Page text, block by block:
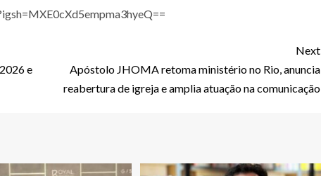
e
Next
Apóstolo JHOMA retoma ministério no Rio, anuncia
reabertura de igreja e amplia atuação na comunicação